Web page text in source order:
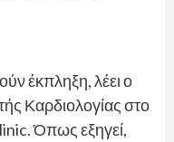
έκπληξη, λέει ο
Καρδιολογίας στο
Όπως εξηγεί,